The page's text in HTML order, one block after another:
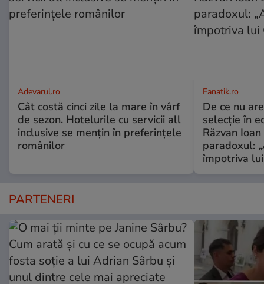
Adevarul.ro
Cât costă cinci zile la mare în vârf
de sezon. Hotelurile cu servicii all
inclusive se mențin în preferințele
românilor
Fanatik.ro
De ce nu
selecție în
Răzvan
paradoxul:
împotriva lui
PARTENERI